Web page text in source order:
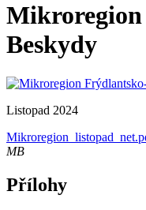
Beskydy
Listopad 2024
MB
Přílohy